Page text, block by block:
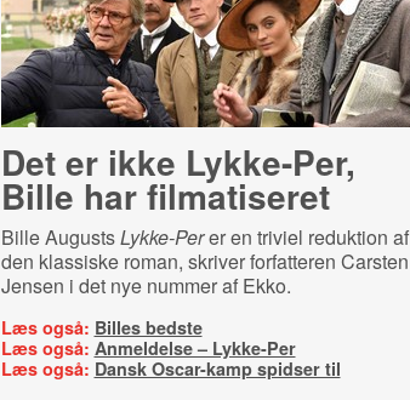
Det er ikke Lykke-Per,
Bille har filmatiseret
Bille AugustsLykke-Perer en triviel reduktion af
den klassiske roman, skriver forfatteren Carsten
Jensen i det nye nummer af Ekko.
Læs også: Billes bedste
Læs også: Anmeldelse – Lykke-Per
Læs også: Dansk Oscar-kamp spidser til